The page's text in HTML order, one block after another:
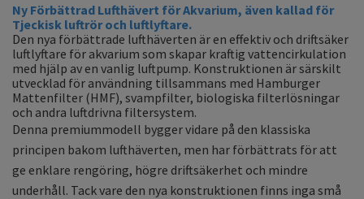
Ny Förbättrad Lufthävert för Akvarium, även kallad för
Tjeckisk luftrör och luftlyftare.
Den nya förbättrade lufthäverten är en effektiv och driftsäker
luftlyftare för akvarium som skapar kraftig vattencirkulation
med hjälp av en vanlig luftpump. Konstruktionen är särskilt
utvecklad för användning tillsammans med Hamburger
Mattenfilter (HMF), svampfilter, biologiska filterlösningar
och andra luftdrivna filtersystem.
Denna premiummodell bygger vidare på den klassiska
principen bakom lufthäverten, men har förbättrats för att
ge enklare rengöring, högre driftsäkerhet och mindre
underhåll. Tack vare den nya konstruktionen finns inga små